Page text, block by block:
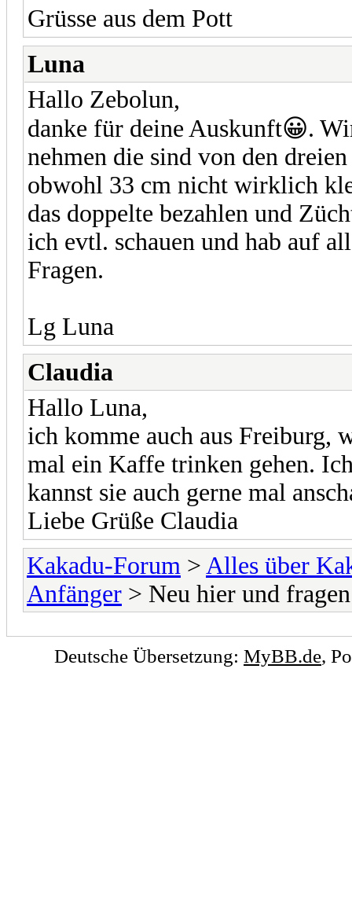
Grüsse aus dem Pott
Luna
Hallo Zebolun,
danke für deine Auskunft😀.
nehmen die sind von den
obwohl 33 cm nicht wirklich
das doppelte bezahlen und
ich evtl. schauen und hab auf
Fragen.
Lg Luna
Claudia
Hallo Luna,
ich komme auch aus Freiburg,
mal ein Kaffe trinken gehen.
kannst sie auch gerne mal
Liebe Grüße Claudia
Kakadu-Forum > Alles über
Anfänger > Neu hier und fragen
Deutsche Übersetzung: MyBB.de,